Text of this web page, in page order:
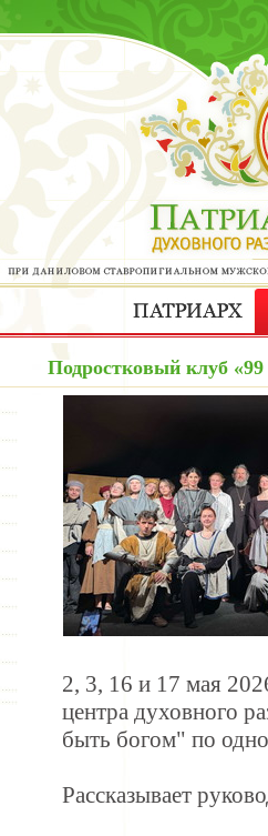
Подростковый клуб
2, 3, 16 и 17 мая
центра духовного
быть богом" по
Рассказывает